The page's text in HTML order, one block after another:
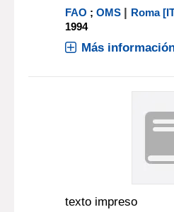
FAO ;OMS | Roma
1994
Más
texto impreso